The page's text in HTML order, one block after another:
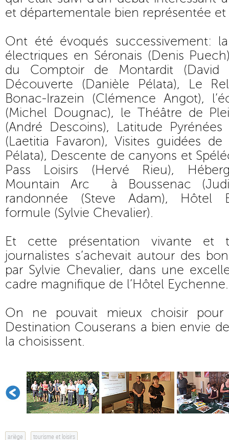
et départementale bien représentée
Ont été évoqués successivement:
électriques en Séronais (Denis
du Comptoir de Montardit (David
Découverte (Danièle Pélata), Le
Bonac-Irazein (Clémence Angot),
(Michel Dougnac), le Théâtre de
(André Descoins), Latitude
(Laetitia Favaron), Visites guidées de
Pélata), Descente de canyons et
Pass Loisirs (Hervé Rieu),
Mountain Arc à Boussenac
randonnée (Steve Adam), Hôtel
formule (Sylvie Chevalier).
Et cette présentation vivante et
journalistes s’achevait autour des
par Sylvie Chevalier, dans une
cadre magnifique de l’Hôtel Eychenne.
On ne pouvait mieux choisir
Destination Couserans a bien envie
la choisissent.
ariège tourisme et loisirs